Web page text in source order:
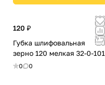
120 ₽
Губка шлифовальная
зерно 120 мелкая 32-0-101
0 0